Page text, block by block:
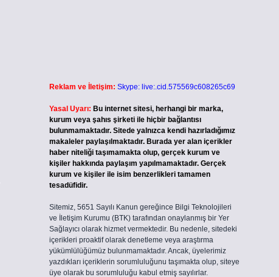
Reklam ve İletişim: Skype: live:.cid.575569c608265c69
Yasal Uyarı: Bu internet sitesi, herhangi bir marka,
kurum veya şahıs şirketi ile hiçbir bağlantısı
bulunmamaktadır. Sitede yalnızca kendi hazırladığımız
makaleler paylaşılmaktadır. Burada yer alan içerikler
haber niteliği taşımamakta olup, gerçek kurum ve
kişiler hakkında paylaşım yapılmamaktadır. Gerçek
kurum ve kişiler ile isim benzerlikleri tamamen
tesadüfidir.
Sitemiz, 5651 Sayılı Kanun gereğince Bilgi Teknolojileri
ve İletişim Kurumu (BTK) tarafından onaylanmış bir Yer
Sağlayıcı olarak hizmet vermektedir. Bu nedenle, sitedeki
içerikleri proaktif olarak denetleme veya araştırma
yükümlülüğümüz bulunmamaktadır. Ancak, üyelerimiz
yazdıkları içeriklerin sorumluluğunu taşımakta olup, siteye
üye olarak bu sorumluluğu kabul etmiş sayılırlar.